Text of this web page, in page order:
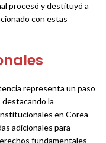
procesó y destituyó a
con estas
representa un paso
la
en Corea
adicionales para
fundamentales